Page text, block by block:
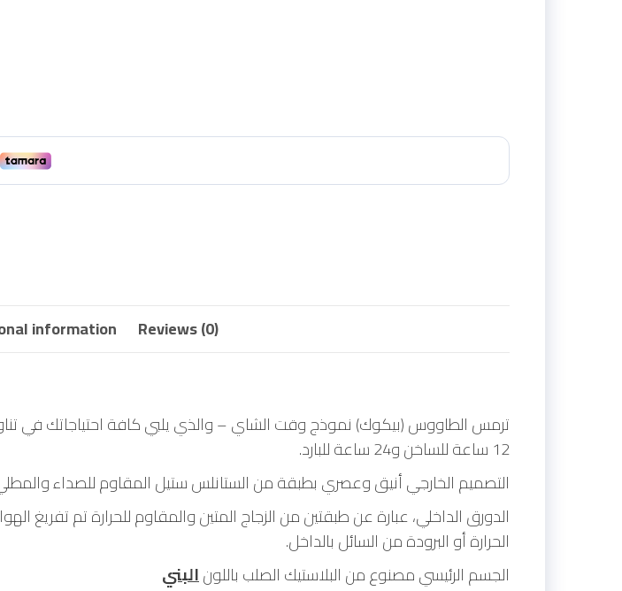
information Reviews (0)
ترمس الطاووس (بيكوك) نموذج وقت الشاي – والذي يلبي كافة احتياجاتك في
12 ساعة للساخن و24 ساعة للبارد.
التصميم الخارجي أنيق وعصري بطبقة من الستانلس ستيل المقاوم للصداء
الدورق الداخلي، عبارة عن طبقتين من الزجاج المتين والمقاوم للحرارة تم
الحرارة أو البرودة من السائل بالداخل.
الجسم الرئيسي مصنوع من البلاستيك الصلب باللونالبني